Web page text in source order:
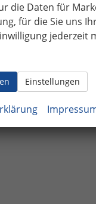
die Daten für
für die Sie uns
jederzeit
Einstellungen